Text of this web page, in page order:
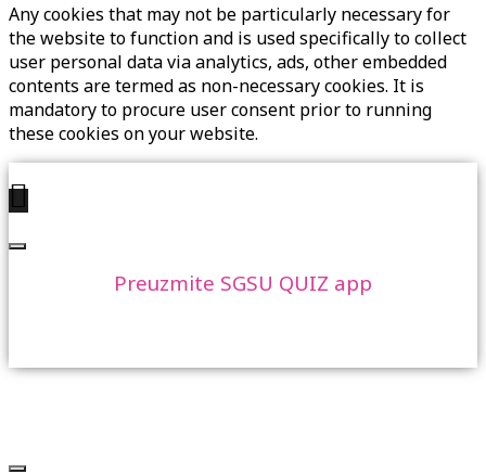
Any cookies that may not be particularly necessary for
the website to function and is used specifically to collect
user personal data via analytics, ads, other embedded
contents are termed as non-necessary cookies. It is
mandatory to procure user consent prior to running
these cookies on your website.
Preuzmite SGSU QUIZ app